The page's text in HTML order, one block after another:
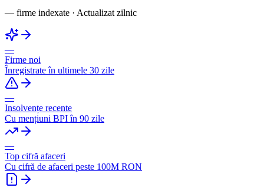
— firme indexate · Actualizat zilnic
—
Firme noi
Înregistrate în ultimele 30 zile
—
Insolvențe recente
Cu mențiuni BPI în 90 zile
—
Top cifră afaceri
Cu cifră de afaceri peste 100M RON